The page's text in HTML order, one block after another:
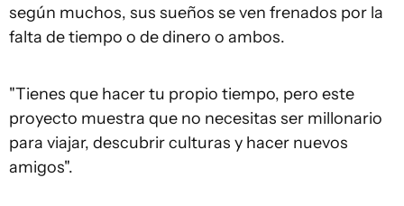
según muchos, sus sueños se ven frenados por la
falta de tiempo o de dinero o ambos.
"Tienes que hacer tu propio tiempo, pero este
proyecto muestra que no necesitas ser millonario
para viajar, descubrir culturas y hacer nuevos
amigos".